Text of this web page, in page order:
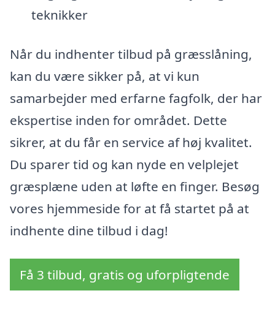
teknikker
Når du indhenter tilbud på græsslåning,
kan du være sikker på, at vi kun
samarbejder med erfarne fagfolk, der har
ekspertise inden for området. Dette
sikrer, at du får en service af høj kvalitet.
Du sparer tid og kan nyde en velplejet
græsplæne uden at løfte en finger. Besøg
vores hjemmeside for at få startet på at
indhente dine tilbud i dag!
Få 3 tilbud, gratis og uforpligtende